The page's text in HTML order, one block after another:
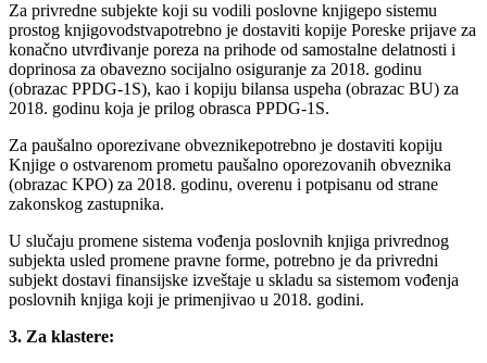
Za privredne subjekte koji su vodili poslovne knjigepo sistemu
prostog knjigovodstvapotrebno je dostaviti kopije Poreske prijave za
konačno utvrđivanje poreza na prihode od samostalne delatnosti i
doprinosa za obavezno socijalno osiguranje za 2018. godinu
(obrazac PPDG-1S), kao i kopiju bilansa uspeha (obrazac BU) za
2018. godinu koja je prilog obrasca PPDG-1S.
Za paušalno oporezivane obveznikepotrebno je dostaviti kopiju
Knjige o ostvarenom prometu paušalno oporezovanih obveznika
(obrazac KPO) za 2018. godinu, overenu i potpisanu od strane
zakonskog zastupnika.
U slučaju promene sistema vođenja poslovnih knjiga privrednog
subjekta usled promene pravne forme, potrebno je da privredni
subjekt dostavi finansijske izveštaje u skladu sa sistemom vođenja
poslovnih knjiga koji je primenjivao u 2018. godini.
3. Za klastere: